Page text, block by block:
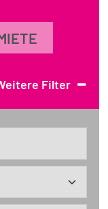
Filter -